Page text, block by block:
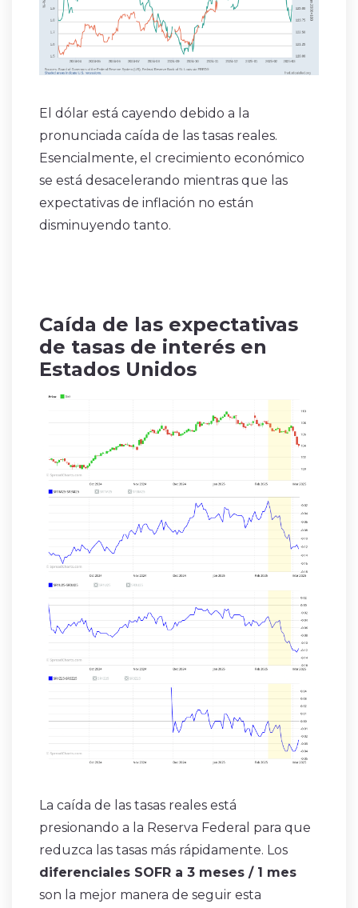
El dólar está cayendo debido a la
pronunciada caída de las tasas reales.
Esencialmente, el crecimiento económico
se está desacelerando mientras que las
expectativas de inflación no están
disminuyendo tanto.
Caída de las expectativas
de tasas de interés en
Estados Unidos
La caída de las tasas reales está
presionando a la Reserva Federal para que
reduzca las tasas más rápidamente. Los
diferenciales SOFR a 3 meses / 1 mes
son la mejor manera de seguir esta